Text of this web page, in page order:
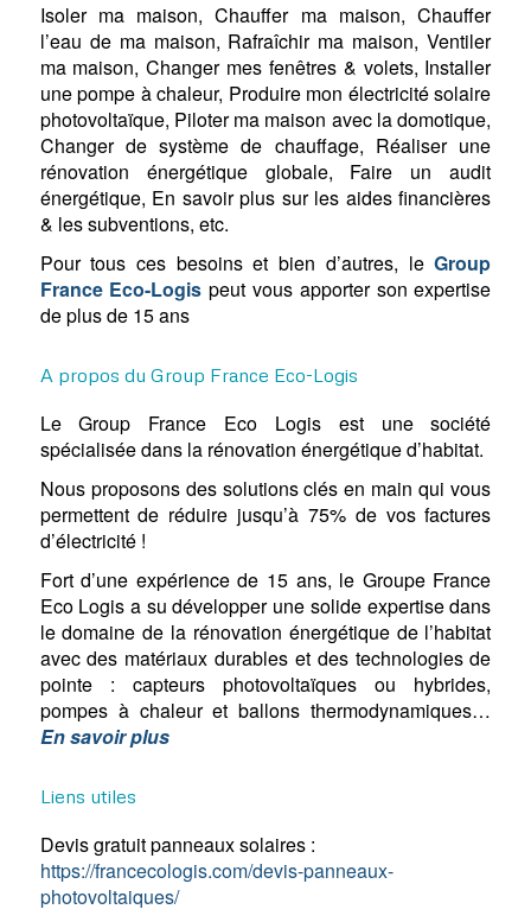
Isoler ma maison, Chauffer ma maison, Chauffer
l’eau de ma maison, Rafraîchir ma maison, Ventiler
ma maison, Changer mes fenêtres & volets, Installer
une pompe à chaleur, Produire mon électricité solaire
photovoltaïque, Piloter ma maison avec la domotique,
Changer de système de chauffage, Réaliser une
rénovation énergétique globale, Faire un audit
énergétique, En savoir plus sur les aides financières
& les subventions, etc.
Pour tous ces besoins et bien d’autres, leGroup
France Eco-Logis peut vous apporter son expertise
de plus de 15 ans
A propos du Group France Eco-Logis
Le Group France Eco Logis est une société
spécialisée dans la rénovation énergétique d’habitat.
Nous proposons des solutions clés en main qui vous
permettent de réduire jusqu’à 75% de vos factures
d’électricité !
Fort d’une expérience de 15 ans, le Groupe France
Eco Logis a su développer une solide expertise dans
le domaine de la rénovation énergétique de l’habitat
avec des matériaux durables et des technologies de
pointe : capteurs photovoltaïques ou hybrides,
pompes à chaleur et ballons thermodynamiques…
En savoir plus
Liens utiles
Devis gratuit panneaux solaires :
https://francecologis.com/devis-panneaux-
photovoltaiques/